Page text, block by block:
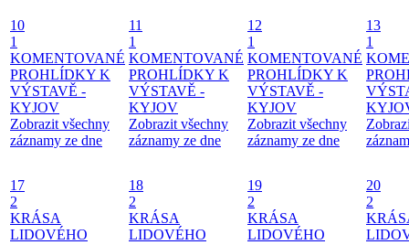
10
1
KOMENTOVANÉ
PROHLÍDKY K
VÝSTAVĚ -
KYJOV
Zobrazit všechny
záznamy ze dne
11
1
KOMENTOVANÉ
PROHLÍDKY K
VÝSTAVĚ -
KYJOV
Zobrazit všechny
záznamy ze dne
12
1
KOMENTOVANÉ
PROHLÍDKY K
VÝSTAVĚ -
KYJOV
Zobrazit všechny
záznamy ze dne
13
1
17
2
KRÁSA
LIDOVÉHO
18
2
KRÁSA
LIDOVÉHO
19
2
KRÁSA
LIDOVÉHO
20
2